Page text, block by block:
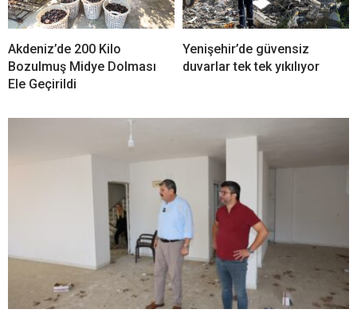
Akdeniz’de 200 Kilo
Bozulmuş Midye Dolması
Ele Geçirildi
Yenişehir’de güvensiz
duvarlar tek tek yıkılıyor